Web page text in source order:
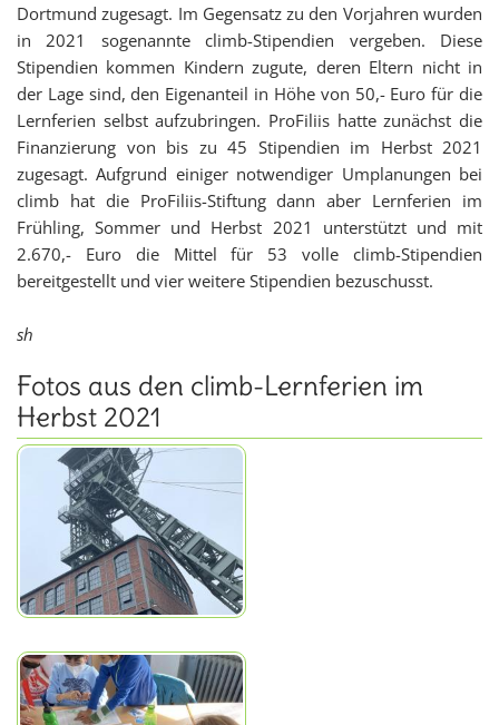
Dortmund zugesagt. Im Gegensatz zu den Vorjahren wurden
in 2021 sogenannte climb-Stipendien vergeben. Diese
Stipendien kommen Kindern zugute, deren Eltern nicht in
der Lage sind, den Eigenanteil in Höhe von 50,- Euro für die
Lernferien selbst aufzubringen. ProFiliis hatte zunächst die
Finanzierung von bis zu 45 Stipendien im Herbst 2021
zugesagt. Aufgrund einiger notwendiger Umplanungen bei
climb hat die ProFiliis-Stiftung dann aber Lernferien im
Frühling, Sommer und Herbst 2021 unterstützt und mit
2.670,- Euro die Mittel für 53 volle climb-Stipendien
bereitgestellt und vier weitere Stipendien bezuschusst.
sh
Fotos aus den climb-Lernferien im
Herbst 2021